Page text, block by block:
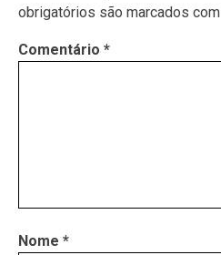
obrigatórios são marcados com
Comentário *
Nome *